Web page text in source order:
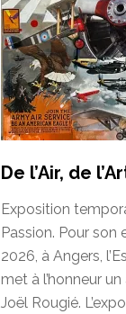
De l’Air, de
Exposition
Passion. Pour
2026, à Angers,
met à l’honneur
Joël Rougié.